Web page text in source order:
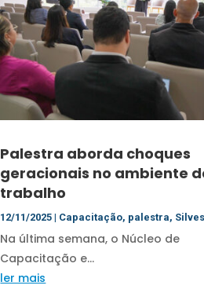
Palestra aborda choques
geracionais no ambiente
trabalho
12/11/2025 | Capacitação, palestra,
Na última semana, o Núcleo de
Capacitação e...
ler mais